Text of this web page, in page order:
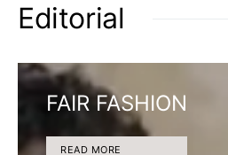
Editorial
FAIR FASHION
READ MORE